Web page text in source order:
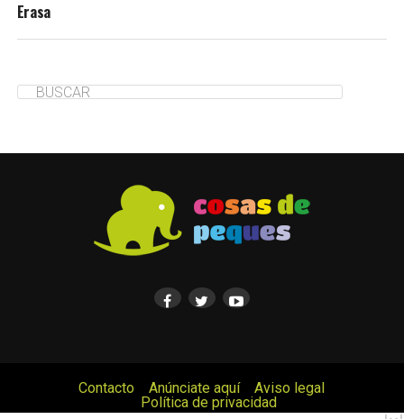
Erasa
Contacto Anúnciate aquí
Aviso legal
Política de privacidad